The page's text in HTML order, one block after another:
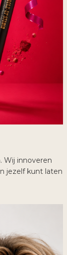
Wij innoveren
jezelf kunt laten